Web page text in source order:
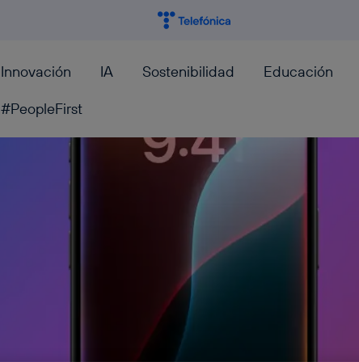
Innovación IA Sostenibilidad Educación
#PeopleFirst